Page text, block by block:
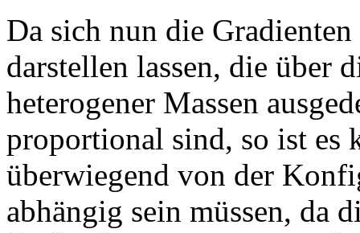
Da sich nun die
darstellen lassen, die über
heterogener Massen
proportional sind, so ist es
überwiegend von der
abhängig sein müssen, da